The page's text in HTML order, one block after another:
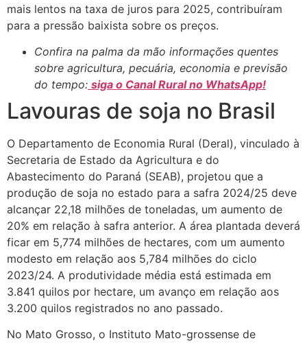
mais lentos na taxa de juros para 2025, contribuíram
para a pressão baixista sobre os preços.
Confira na palma da mão informações quentes
sobre agricultura, pecuária, economia e previsão
do tempo: siga o Canal Rural no WhatsApp!
Lavouras de soja no Brasil
O Departamento de Economia Rural (Deral), vinculado à
Secretaria de Estado da Agricultura e do
Abastecimento do Paraná (SEAB), projetou que a
produção de soja no estado para a safra 2024/25 deve
alcançar 22,18 milhões de toneladas, um aumento de
20% em relação à safra anterior. A área plantada deverá
ficar em 5,774 milhões de hectares, com um aumento
modesto em relação aos 5,784 milhões do ciclo
2023/24. A produtividade média está estimada em
3.841 quilos por hectare, um avanço em relação aos
3.200 quilos registrados no ano passado.
No Mato Grosso, o Instituto Mato-grossense de